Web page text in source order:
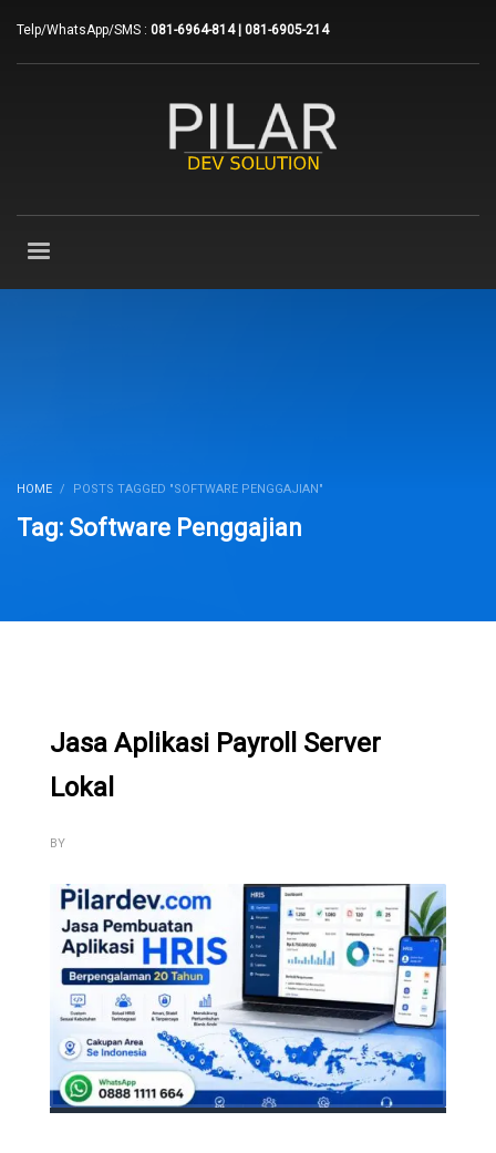
Telp/WhatsApp/SMS : 081-6964-814 | 081-6905-214
HOME POSTS TAGGED "SOFTWARE PENGGAJIAN"
Tag: Software Penggajian
Jasa Aplikasi Payroll Server
Lokal
BY